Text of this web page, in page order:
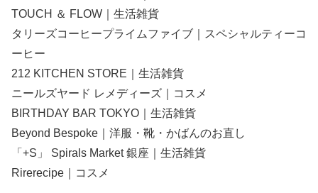
TOUCH ＆ FLOW｜生活雑貨
タリーズコーヒープライムファイブ｜スペシャルティーコ
ーヒー
212 KITCHEN STORE｜生活雑貨
ニールズヤード レメディーズ｜コスメ
BIRTHDAY BAR TOKYO｜生活雑貨
Beyond Bespoke｜洋服・靴・かばんのお直し
「+S」 Spirals Market 銀座｜生活雑貨
Rirerecipe｜コスメ